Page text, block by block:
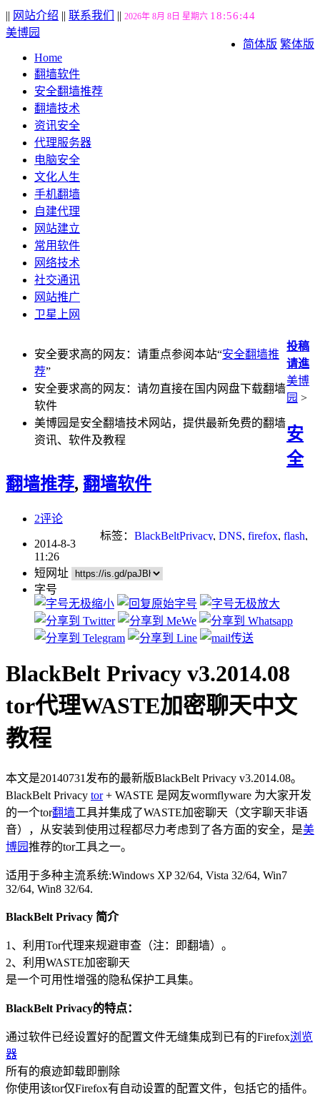
|| 网站介绍 || 联系我们 || 2026年 8月 8日 星期六 18:56:45
简体版 繁体版
美博园
Home
翻墙软件
安全翻墙推荐
翻墙技术
资讯安全
代理服务器
电脑安全
文化人生
手机翻墙
自建代理
网站建立
常用软件
网络技术
社交通讯
网站推广
卫星上网
安全要求高的网友：请重点参阅本站“安全翻墙推
荐”
安全要求高的网友：请勿直接在国内网盘下载翻墙
软件
美博园是安全翻墙技术网站，提供最新免费的翻墙
资讯、软件及教程
投稿
请進
美博
园 >
安
全
翻墙推荐, 翻墙软件
2评论
标签： BlackBeltPrivacy, DNS, firefox, flash,
2014-8-3
11:26
短网址
字号
BlackBelt Privacy v3.2014.08
tor代理WASTE加密聊天中文
教程
本文是20140731发布的最新版BlackBelt Privacy v3.2014.08。
BlackBelt Privacy tor+ WASTE 是网友wormflyware 为大家开发
的一个tor翻墙工具并集成了WASTE加密聊天（文字聊天非语
音），从安装到使用过程都尽力考虑到了各方面的安全，是美
博园推荐的tor工具之一。
适用于多种主流系统:Windows XP 32/64, Vista 32/64, Win7
32/64, Win8 32/64.
BlackBelt Privacy 简介
1、利用Tor代理来规避审查（注：即翻墙）。
2、利用WASTE加密聊天
是一个可用性增强的隐私保护工具集。
BlackBelt Privacy的特点：
通过软件已经设置好的配置文件无缝集成到已有的Firefox浏览
器
所有的痕迹卸载即删除
你使用该tor仅Firefox有自动设置的配置文件，包括它的插件。